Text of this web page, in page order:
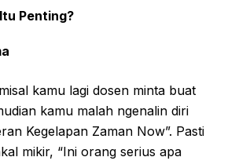
Penting?
kamu lagi dosen minta buat
kamu malah ngenalin diri
Kegelapan Zaman Now”. Pasti
mikir, “Ini orang serius apa